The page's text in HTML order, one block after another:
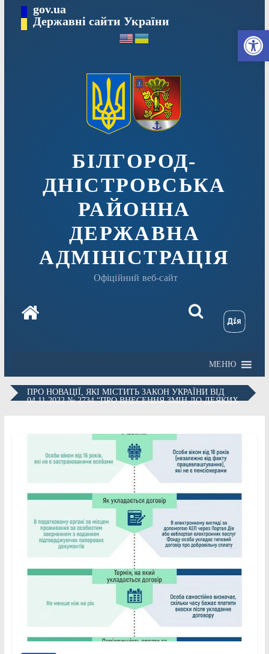
вмісту
gov.ua
Державні сайти України
БІЛГОРОД-
ДНІСТРОВСЬКА
РАЙОННА
ДЕРЖАВНА
АДМІНІСТРАЦІЯ
Офіційний веб-сайт
МЕНЮ
ПРО НОВАЦІЇ, ЯКІ МІСТИТЬ ЗАКОН УКРАЇНИ ВІД
04.11.2022 № 2734 “ПРО ВНЕСЕННЯ ЗМІН ДО ДЕЯКИХ